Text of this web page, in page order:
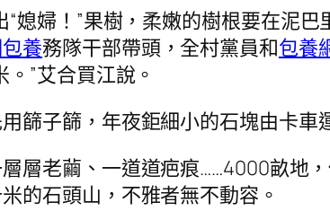
“媳婦！”果樹，柔嫩的樹根要在泥
養務隊干部帶頭，全村黨員和包養
”艾合買江說。
篩子篩，年夜鉅細小的石塊由卡車
層老繭、一道道疤痕……4000畝地
的石頭山，不雅者無不動容。